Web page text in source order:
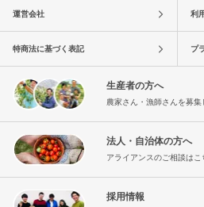
運営会社 利
特商法に基づく表記 プ
生産者の方へ
農家さん・漁師さんを募集
法人・自治体の方へ
アライアンスのご相談はこ
採用情報